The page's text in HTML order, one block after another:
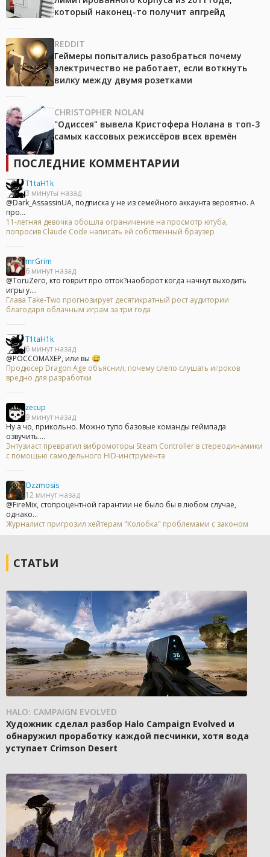
который наконец-то получит апгрейд
REDDIT
Геймеры попытались разобраться почему
электричество не работает, если воткнуть
вилку между двумя розетками
CHRISTOPHER NOLAN
"Одиссея" вывела Кристофера Нолана в топ-3
самых кассовых режиссёров всех времён
ПОСЛЕДНИЕ КОММЕНТАРИИ
T1taH1k
3 минуты назад
@Dark_AssassinUA, подписка у не из семейного аккаунта вероятно. А
про...
11-летняя девочка обошла ограничение на просмотр ютуба,
попросив Claude Code написать ей собственный браузер
mrGrim
6 минут назад
@ToruZero, кто говрит про отток?наоборот когда начнут выходить
игры у....
Глава Take-Two прогнозирует десятикратный рост аудитории
благодаря облачным играм за три года
T1taH1k
6 минут назад
@POCCOMAXEP, или вы 😅
Продюсер Dragon Age объяснил, почему слепо слушать игроков
вредно для разработки
zecup
9 минут назад
Ну а чо, прикольно. Можно тупо базовые команды геймпада
озвучить....
Энтузиаст превратил вибромоторы Steam Controller в стереодинамики
с помощью самодельного HID-инструмента
Ozzmosis
12 минут назад
@FireMix, стопроцентной гарантии не было бы в любом случае,
однако...
Журналист пригрозил хейтерам "Колобка" проблемами с законом
СТАТЬИ
HALO: CAMPAIGN EVOLVED
Художник сделал разбор Halo Campaign Evolved и
обнаружил проработку каждой песчинки, хотя вода
уступает Crimson Desert